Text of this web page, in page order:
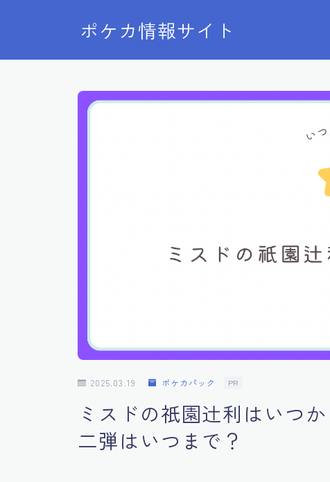
ポケカ情報サイト
2025.03.19 ポケカパック PR
ミスドの祇園辻利はいつ
二弾はいつまで？